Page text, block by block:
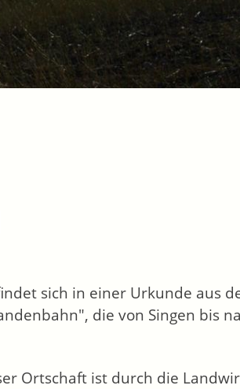
sich in einer Urkunde aus
die von Singen bis
Ortschaft ist durch die